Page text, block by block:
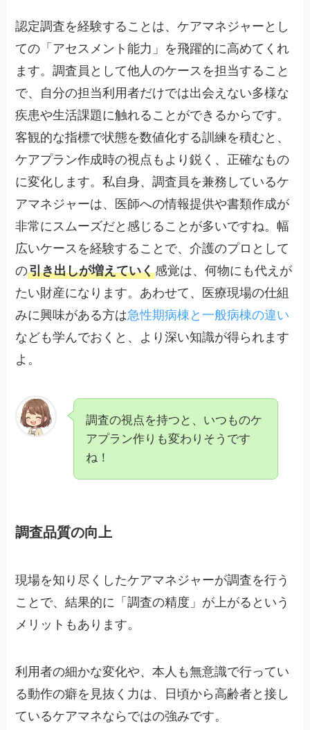
認定調査を経験することは、ケアマネジャーとし
ての「アセスメント能力」を飛躍的に高めてくれ
ます。調査員として他人のケースを担当すること
で、自分の担当利用者だけでは出会えない多様な
疾患や生活課題に触れることができるからです。
客観的な指標で状態を数値化する訓練を積むと、
ケアプラン作成時の視点もより鋭く、正確なもの
に変化します。私自身、調査員を兼務しているケ
アマネジャーは、医師への情報提供や書類作成が
非常にスムーズだと感じることが多いですね。幅
広いケースを経験することで、介護のプロとして
の引き出しが増えていく感覚は、何物にも代えが
たい財産になります。あわせて、医療現場の仕組
みに興味がある方は急性期病棟と一般病棟の違い
なども学んでおくと、より深い知識が得られます
よ。
調査の視点を持つと、いつものケ
アプラン作りも変わりそうです
ね！
調査品質の向上
現場を知り尽くしたケアマネジャーが調査を行う
ことで、結果的に「調査の精度」が上がるという
メリットもあります。
利用者の細かな変化や、本人も無意識で行ってい
る動作の癖を見抜く力は、日頃から高齢者と接し
ているケアマネならではの強みです。